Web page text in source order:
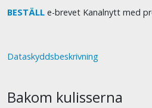
BESTÄLL e-brevet Kanalnytt med
Dataskyddsbeskrivning
Bakom kulisserna